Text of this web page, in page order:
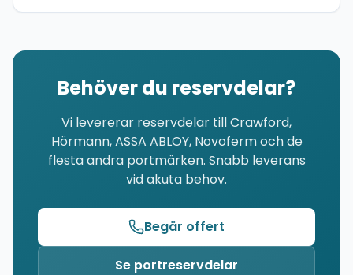
Behöver du reservdelar?
Vi levererar reservdelar till Crawford,
Hörmann, ASSA ABLOY, Novoferm och de
flesta andra portmärken. Snabb leverans
vid akuta behov.
Begär offert
Se portreservdelar